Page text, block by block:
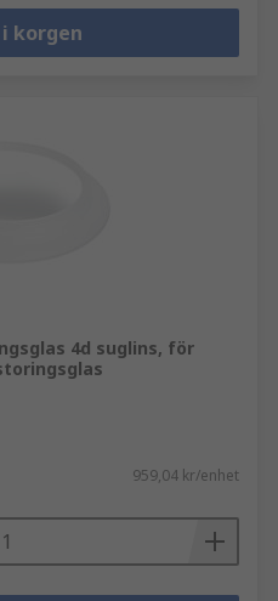
korgen
4d suglins, för
959,04 kr/enhet